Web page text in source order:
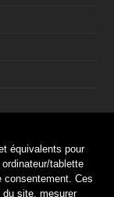
équivalents pour
tablette
consentement. Ces
du site, mesurer